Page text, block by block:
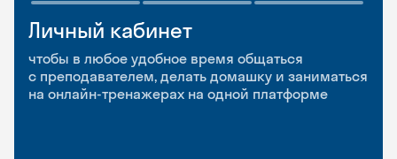
Личный кабинет
чтобы в любое удобное время общаться
с преподавателем, делать домашку и заниматься
на онлайн-тренажерах на одной платформе
Мобильное
приложение
чтобы заниматься и изучать новые слова где
и когда удобно
Разговорные клубы
и Talks
Групповые занятия для разговорной практики
и индивидуальные встречи с преподавателями